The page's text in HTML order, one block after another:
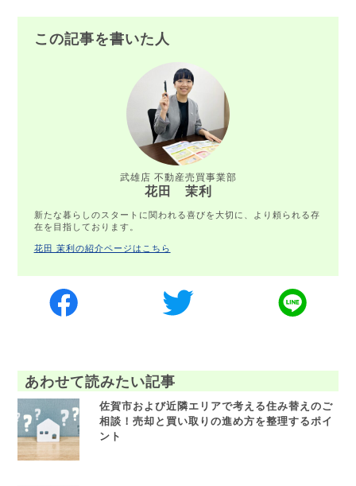
この記事を書いた人
武雄店 不動産売買事業部
花田 茉利
新たな暮らしのスタートに関われる喜びを大切に、より頼られる存
在を目指しております。
花田 茉利の紹介ページはこちら
あわせて読みたい記事
佐賀市および近隣エリアで考える住み替えのご
相談！売却と買い取りの進め方を整理するポイ
ント